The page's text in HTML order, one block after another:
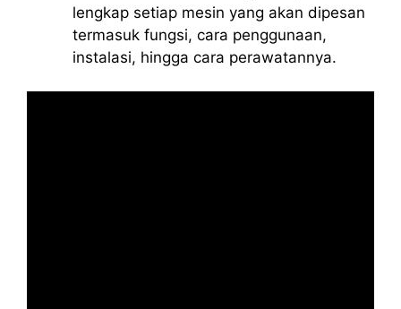
lengkap setiap mesin yang akan dipesan
termasuk fungsi, cara penggunaan,
instalasi, hingga cara perawatannya.